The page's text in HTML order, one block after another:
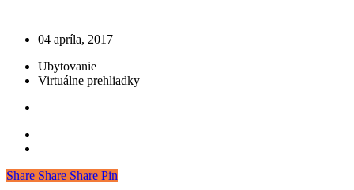
04 apríla, 2017
Ubytovanie
Virtuálne prehliadky
Share Share Share Pin